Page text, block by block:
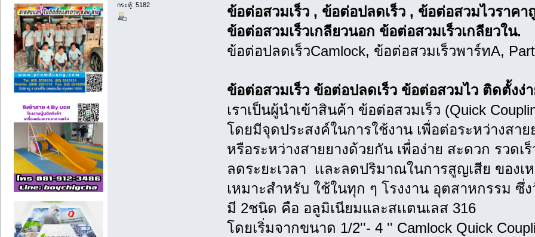
กระทู้: 5182
ข้อต่อสวมเร็ว , ข้อต่อปลดเร็ว , ข้อต่อสวมไวราคา
ข้อต่อสวมเร็วเกลียวนอก ข้อต่อสวมเร็วเกลียวใน.
ข้อต่อปลดเร็วCamlock, ข้อต่อสวมเร็วพาร์ทA,
ข้อต่อสวมเร็ว ข้อต่อปลดเร็ว ข้อต่อสวมไว ติดตั้งง่
เราเป็นผู้นำเข้าสินค้า ข้อต่อสวมเร็ว (Quick
โดยมีจุดประสงค์ในการใช้งาน เพื่อต่อระหว่างสาย
หรือระหว่างสายยางด้วยกัน เพื่อง่าย สะดวก รวดเ
ลดระยะเวลา เเละลดปริมาณในการสูญเสีย ของเ
เหมาะสำหรับ ใช้ในทุก ๆ โรงงาน อุตสาหกรรม ซึ่
มี 2ชนิด คือ อลูมิเนียมและสเเตนเลส 316
โดยเริ่มจากขนาด 1/2''- 4 '' Camlock Quick